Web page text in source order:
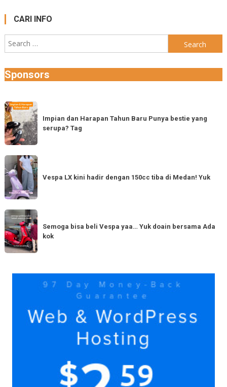
CARI INFO
Search
for:
Sponsors
Impian
dan
Harapan
Tahun
Baru
Punya
bestie
yang
Tag
Impian dan Harapan Tahun Baru Punya bestie yang
serupa? Tag
Vespa
LX
kini
hadir
dengan
150cc
tiba
di
Vespa LX kini hadir dengan 150cc tiba di Medan! Yuk
Semoga
bisa
beli
Vespa
Yuk
Semoga bisa beli Vespa yaa… Yuk doain bersama Ada
kok